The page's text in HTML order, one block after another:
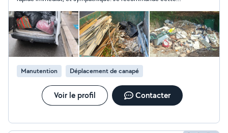
besoin. N hésitez surtout pas. Merci encore à vous
Abderrahman
Manutention Déplacement de canapé
Voir le profil Contacter